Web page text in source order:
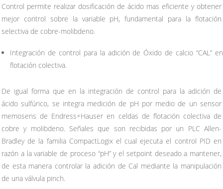
Control permite realizar dosificación de ácido mas eficiente y obtener
mejor control sobre la variable pH, fundamental para la flotación
selectiva de cobre-molibdeno.
Integración de control para la adición de Óxido de calcio “CAL” en
flotación colectiva.
De igual forma que en la integración de control para la adición de
ácido sulfúrico, se integra medición de pH por medio de un sensor
memosens de Endress+Hauser en celdas de flotación colectiva de
cobre y molibdeno. Señales que son recibidas por un PLC Allen-
Bradley de la familia CompactLogix el cual ejecuta el control PID en
razón a la variable de proceso “pH” y el setpoint deseado a mantener,
de esta manera controlar la adición de Cal mediante la manipulación
de una válvula pinch.